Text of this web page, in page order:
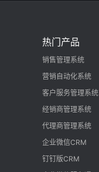
热门产品
销售管理系统
营销自动化系统
客户服务管理系统
经销商管理系统
代理商管理系统
企业微信CRM
钉钉版CRM